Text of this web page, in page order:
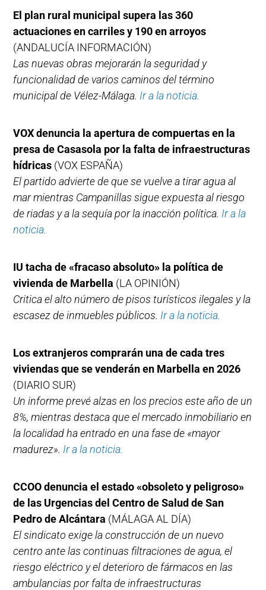
El plan rural municipal supera las 360
actuaciones en carriles y 190 en arroyos
(ANDALUCÍA INFORMACIÓN)
Las nuevas obras mejorarán la seguridad y
funcionalidad de varios caminos del término
municipal de Vélez-Málaga. Ir a la noticia.
VOX denuncia la apertura de compuertas en la
presa de Casasola por la falta de infraestructuras
hídricas (VOX ESPAÑA)
El partido advierte de que se vuelve a tirar agua al
mar mientras Campanillas sigue expuesta al riesgo
de riadas y a la sequía por la inacción política. Ir a la
noticia.
IU tacha de «fracaso absoluto» la política de
vivienda de Marbella (LA OPINIÓN)
Critica el alto número de pisos turísticos ilegales y la
escasez de inmuebles públicos. Ir a la noticia.
Los extranjeros comprarán una de cada tres
viviendas que se venderán en Marbella en 2026
(DIARIO SUR)
Un informe prevé alzas en los precios este año de un
8%, mientras destaca que el mercado inmobiliario en
la localidad ha entrado en una fase de «mayor
madurez». Ir a la noticia.
CCOO denuncia el estado «obsoleto y peligroso»
de las Urgencias del Centro de Salud de San
Pedro de Alcántara (MÁLAGA AL DÍA)
El sindicato exige la construcción de un nuevo
centro ante las continuas filtraciones de agua, el
riesgo eléctrico y el deterioro de fármacos en las
ambulancias por falta de infraestructuras